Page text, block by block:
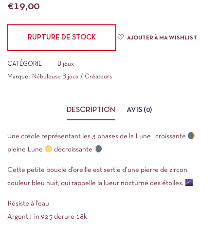
€19,00
RUPTURE DE STOCK AJOUTER À MA WISHLIST
CATÉGORIE : Bijoux
Marque : Nébuleuse Bijoux / Créateurs
DESCRIPTION AVIS (0)
Une créole représentant les 3 phases de la Lune : croissante
pleine Lune
décroissante
Cette petite boucle d’oreille est sertie d’une pierre de zircon
couleur bleu nuit, qui rappelle la lueur nocturne des étoiles.
Résiste à l’eau
Argent Fin 925 dorure 18k